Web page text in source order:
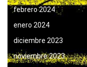
febrero 2024
enero 2024
diciembre 2023
noviembre 2023